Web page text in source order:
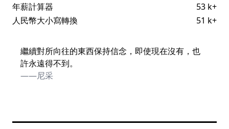
年薪計算器
53 k+
人民幣大小寫轉換
51 k+
繼續對所向往的東西保持信念，即使現在沒有，也
許永遠得不到。
——尼采